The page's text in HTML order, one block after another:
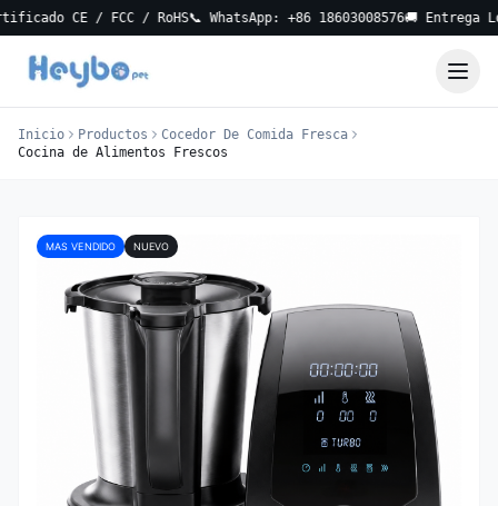
CE / FCC / RoHS📞 WhatsApp: +86 18603008576🚚 Entrega Local
Inicio Productos
Cocedor De Comida Fresca
Cocina de Alimentos Frescos
MAS VENDIDO NUEVO